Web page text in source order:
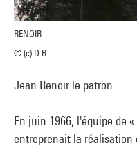
RENOIR
© (c) D.R.
Jean Renoir le patron
En juin 1966, l'équipe de
entreprenait la